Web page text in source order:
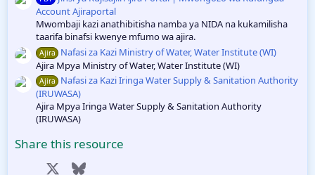
Account Ajiraportal
Mwombaji kazi anathibitisha namba ya NIDA na kukamilisha
taarifa binafsi kwenye mfumo wa ajira.
Ajira
Nafasi za Kazi Ministry of Water, Water Institute (WI)
Ajira Mpya Ministry of Water, Water Institute (WI)
Ajira
Nafasi za Kazi Iringa Water Supply & Sanitation Authority
(IRUWASA)
Ajira Mpya Iringa Water Supply & Sanitation Authority
(IRUWASA)
Share this resource
Facebook Bluesky